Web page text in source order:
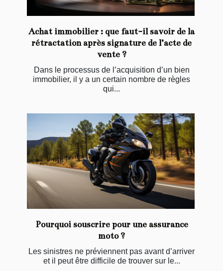
Achat immobilier : que faut-il savoir de la
rétractation après signature de l’acte de
vente ?
Dans le processus de l’acquisition d’un bien
immobilier, il y a un certain nombre de règles
qui...
Pourquoi souscrire pour une assurance
moto ?
Les sinistres ne préviennent pas avant d’arriver
et il peut être difficile de trouver sur le...